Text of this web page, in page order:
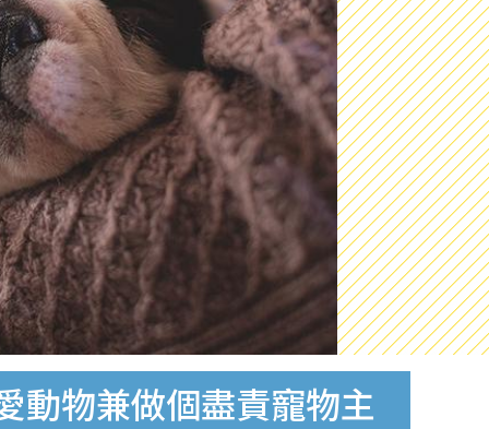
動物兼做個盡責寵物主